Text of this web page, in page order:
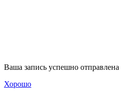
Ваша запись успешно отправлена
Хорошо